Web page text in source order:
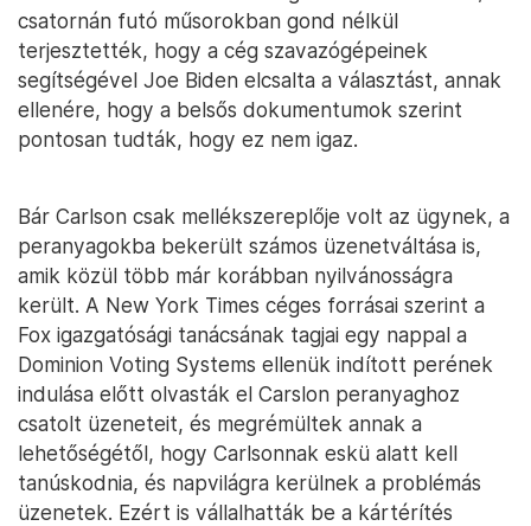
csatornán futó műsorokban gond nélkül
terjesztették, hogy a cég szavazógépeinek
segítségével Joe Biden elcsalta a választást, annak
ellenére, hogy a belsős dokumentumok szerint
pontosan tudták, hogy ez nem igaz.
Bár Carlson csak mellékszereplője volt az ügynek, a
peranyagokba bekerült számos üzenetváltása is,
amik közül több már korábban nyilvánosságra
került. A New York Times céges forrásai szerint a
Fox igazgatósági tanácsának tagjai egy nappal a
Dominion Voting Systems ellenük indított perének
indulása előtt olvasták el Carslon peranyaghoz
csatolt üzeneteit, és megrémültek annak a
lehetőségétől, hogy Carlsonnak eskü alatt kell
tanúskodnia, és napvilágra kerülnek a problémás
üzenetek. Ezért is vállalhatták be a kártérítés